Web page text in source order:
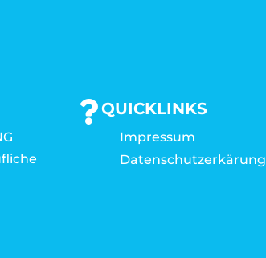
QUICKLINKS
Impressum
Datenschutzerkärung